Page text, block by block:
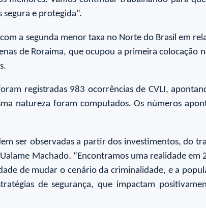
segura e protegida”.
a segunda menor taxa no Norte do Brasil em
de Roraima, que ocupou a primeira colocação
registradas 983 ocorrências de CVLI,
natureza foram computados. Os números
ser observadas a partir dos investimentos, do
Machado. “Encontramos uma realidade
de mudar o cenário da criminalidade, e a
de segurança, que impactam